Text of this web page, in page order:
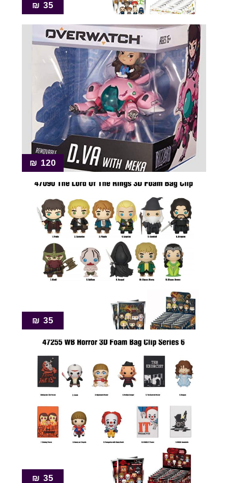
35
₪
120
₪
35
₪
35
₪